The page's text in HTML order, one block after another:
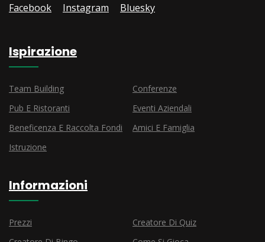
Facebook Instagram Bluesky
Ispirazione
Team Building
Conferenze
Pub E Ristoranti
Eventi Aziendali
Beneficenza E Raccolta Fondi
Amici E Famiglia
Istruzione
Informazioni
Prezzi
Creatore Di Quiz